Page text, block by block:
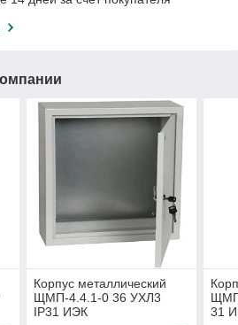
Корпус металлический
ЩМП-4.4.1-0 36 УХЛ3
IP31 ИЭК
31